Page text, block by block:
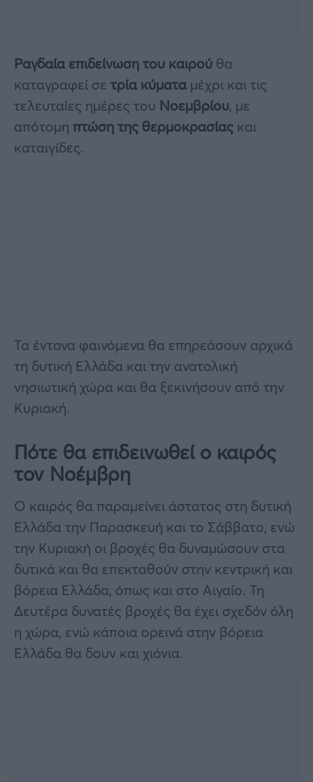
Ραγδαία επιδείνωση του καιρού θα
καταγραφεί σε τρία κύματαμέχρι και τις
τελευταίες ημέρες του Νοεμβρίου, με
απότομη πτώση της θερμοκρασίας και
καταιγίδες.
Τα έντονα φαινόμενα θα επηρεάσουν αρχικά
τη δυτική Ελλάδα και την ανατολική
νησιωτική χώρα και θα ξεκινήσουν από την
Κυριακή.
Πότε θα επιδεινωθεί ο καιρός
τον Νοέμβρη
Ο καιρός θα παραμείνει άστατος στη δυτική
Ελλάδα την Παρασκευή και το Σάββατο, ενώ
την Κυριακή οι βροχές θα δυναμώσουν στα
δυτικά και θα επεκταθούν στην κεντρική και
βόρεια Ελλάδα, όπως και στο Αιγαίο. Τη
Δευτέρα δυνατές βροχές θα έχει σχεδόν όλη
η χώρα, ενώ κάποια ορεινά στην βόρεια
Ελλάδα θα δουν και χιόνια.